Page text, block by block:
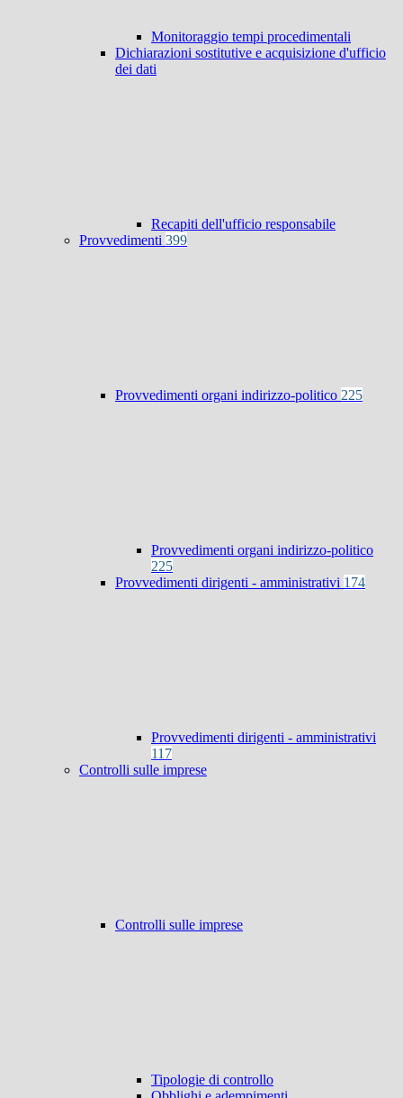
Monitoraggio tempi procedimentali
Dichiarazioni sostitutive e acquisizione d'ufficio
dei dati
Recapiti dell'ufficio responsabile
Provvedimenti 399
Provvedimenti organi indirizzo-politico 225
Provvedimenti organi indirizzo-politico
225
Provvedimenti dirigenti - amministrativi 174
Provvedimenti dirigenti - amministrativi
117
Controlli sulle imprese
Controlli sulle imprese
Tipologie di controllo